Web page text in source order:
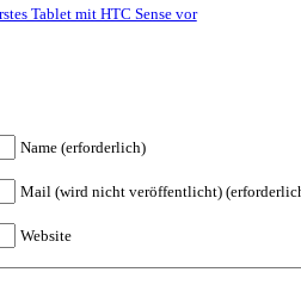
Tablet mit HTC Sense vor
Name (erforderlich)
Mail (wird nicht veröffentlicht)
Website